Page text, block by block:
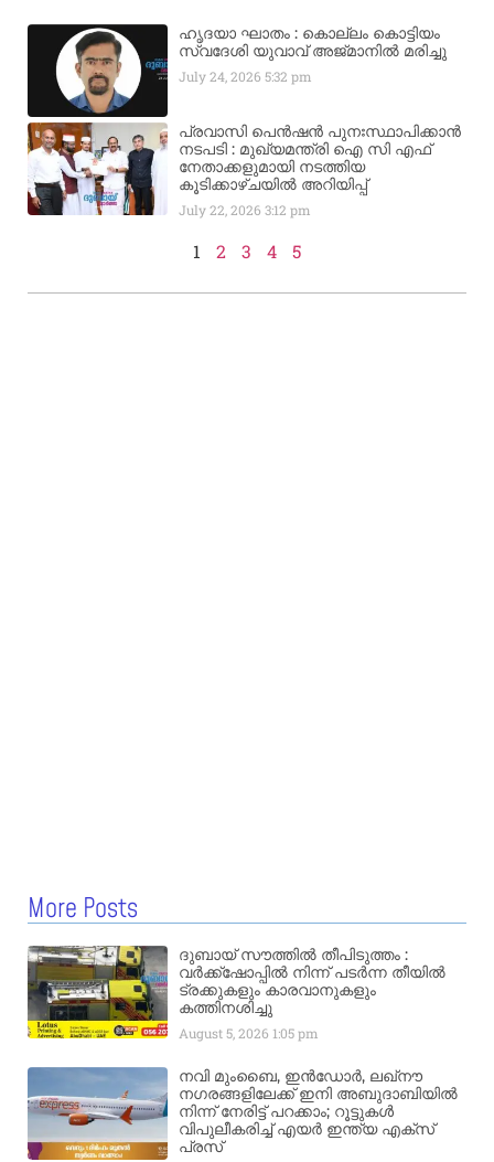
ഹൃദയാ ഘാതം : കൊല്ലം കൊട്ടിയം
സ്വദേശി യുവാവ് അജ്മാനിൽ മരിച്ചു
July 24, 20265:32 pm
പ്രവാസി പെൻഷൻ പുനഃസ്ഥാപിക്കാൻ
നടപടി : മുഖ്യമന്ത്രി ഐ സി എഫ്
നേതാക്കളുമായി നടത്തിയ
കൂടിക്കാഴ്ചയിൽ അറിയിപ്പ്
July 22, 20263:12 pm
1 2 3 4 5
More Posts
ദുബായ് സൗത്തിൽ തീപിടുത്തം :
വർക്ക്‌ഷോപ്പിൽ നിന്ന് പടർന്ന തീയിൽ
ട്രക്കുകളും കാരവാനുകളും
കത്തിനശിച്ചു
August 5, 2026 1:05 pm
നവി മുംബൈ, ഇൻഡോർ, ലഖ്നൗ
നഗരങ്ങളിലേക്ക് ഇനി അബുദാബിയിൽ
നിന്ന് നേരിട്ട് പറക്കാം; റൂട്ടുകൾ
വിപുലീകരിച്ച് എയർ ഇന്ത്യ എക്സ്
പ്രസ്